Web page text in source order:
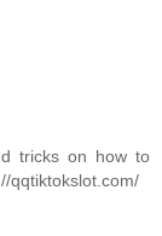
tricks on how to
qqtiktokslot.com/